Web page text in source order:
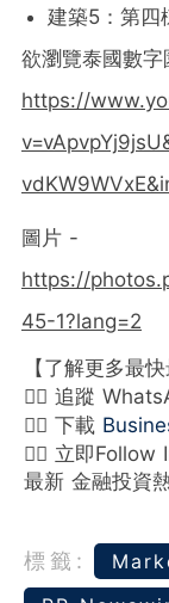
建築5：第四
欲瀏覽泰國數字
https://
圖片 -
https://
45-1?lang=2
【了解更多最
👉🏻 追蹤
👉🏻 下載
👉🏻 立即
最新 金融投資
標籤: